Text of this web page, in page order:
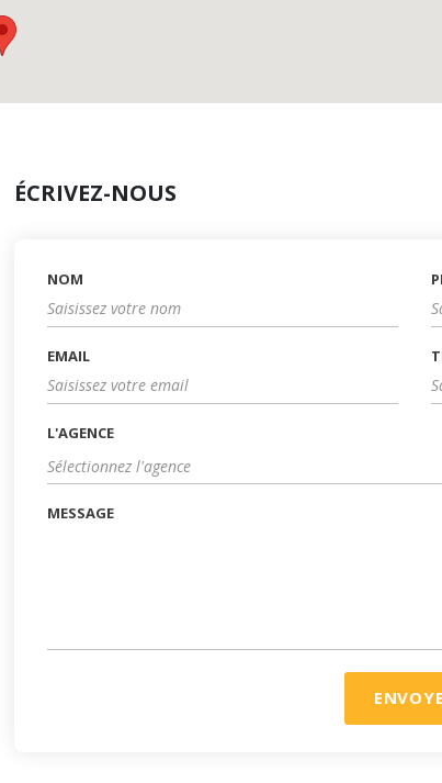
ÉCRIVEZ-NOUS
NOM
EMAIL
L'AGENCE
Sélectionnez l'agence
MESSAGE